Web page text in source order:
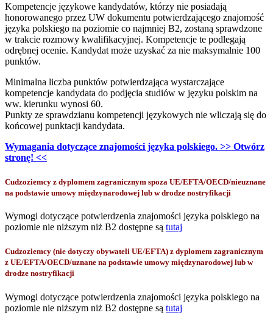
Kompetencje językowe kandydatów, którzy nie posiadają
honorowanego przez UW dokumentu potwierdzającego znajomość
języka polskiego na poziomie co najmniej B2, zostaną sprawdzone
w trakcie rozmowy kwalifikacyjnej. Kompetencje te podlegają
odrębnej ocenie. Kandydat może uzyskać za nie maksymalnie 100
punktów.
Minimalna liczba punktów potwierdzająca wystarczające
kompetencje kandydata do podjęcia studiów w języku polskim na
ww. kierunku wynosi 60.
Punkty ze sprawdzianu kompetencji językowych nie wliczają się do
końcowej punktacji kandydata.
Wymagania dotyczące znajomości języka polskiego. >> Otwórz
stronę! <<
Cudzoziemcy z dyplomem zagranicznym spoza UE/EFTA/OECD/nieuznane
na podstawie umowy międzynarodowej lub w drodze nostryfikacji
Wymogi dotyczące potwierdzenia znajomości języka polskiego na
poziomie nie niższym niż B2 dostępne są tutaj
Cudzoziemcy (nie dotyczy obywateli UE/EFTA) z dyplomem zagranicznym
z UE/EFTA/OECD/uznane na podstawie umowy międzynarodowej lub w
drodze nostryfikacji
Wymogi dotyczące potwierdzenia znajomości języka polskiego na
poziomie nie niższym niż B2 dostępne są tutaj